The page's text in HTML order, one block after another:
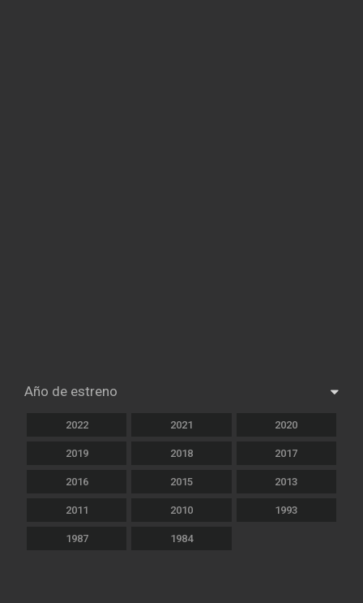
Año de estreno
2022 2021 2020
2019 2018 2017
2016 2015 2013
2011 2010 1993
1987 1984